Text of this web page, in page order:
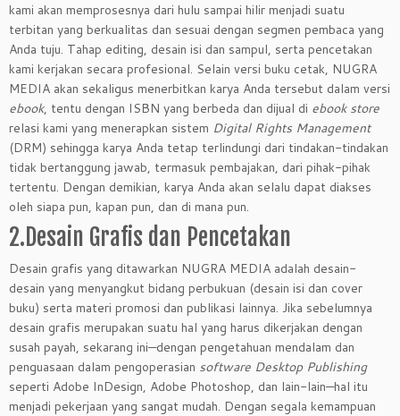
kami akan memprosesnya dari hulu sampai hilir menjadi suatu
terbitan yang berkualitas dan sesuai dengan segmen pembaca yang
Anda tuju. Tahap editing, desain isi dan sampul, serta pencetakan
kami kerjakan secara profesional. Selain versi buku cetak, NUGRA
MEDIA akan sekaligus menerbitkan karya Anda tersebut dalam versi
ebook, tentu dengan ISBN yang berbeda dan dijual di ebook store
relasi kami yang menerapkan sistem Digital Rights Management
(DRM) sehingga karya Anda tetap terlindungi dari tindakan-tindakan
tidak bertanggung jawab, termasuk pembajakan, dari pihak-pihak
tertentu. Dengan demikian, karya Anda akan selalu dapat diakses
oleh siapa pun, kapan pun, dan di mana pun.
2.Desain Grafis dan Pencetakan
Desain grafis yang ditawarkan NUGRA MEDIA adalah desain-
desain yang menyangkut bidang perbukuan (desain isi dan cover
buku) serta materi promosi dan publikasi lainnya. Jika sebelumnya
desain grafis merupakan suatu hal yang harus dikerjakan dengan
susah payah, sekarang ini—dengan pengetahuan mendalam dan
penguasaan dalam pengoperasian software Desktop Publishing
seperti Adobe InDesign, Adobe Photoshop, dan lain-lain—hal itu
menjadi pekerjaan yang sangat mudah. Dengan segala kemampuan